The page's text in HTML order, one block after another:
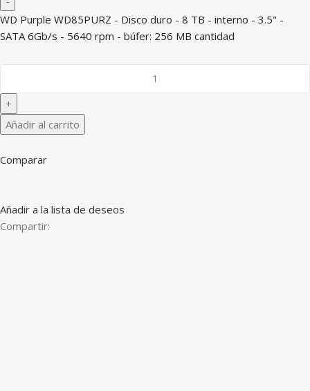
WD Purple WD85PURZ - Disco duro - 8 TB - interno - 3.5" -
SATA 6Gb/s - 5640 rpm - búfer: 256 MB cantidad
Añadir al carrito
Comparar
Añadir a la lista de deseos
Compartir: